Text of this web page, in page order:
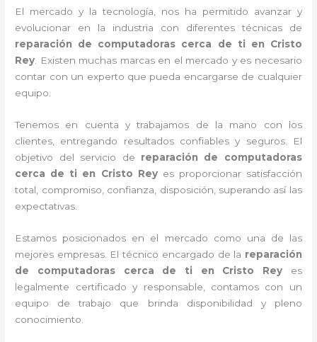
El mercado y la tecnología, nos ha permitido avanzar y
evolucionar en la industria con diferentes técnicas de
reparación de computadoras cerca de ti en Cristo
Rey . Existen muchas marcas en el mercado y es necesario
contar con un experto que pueda encargarse de cualquier
equipo.
Tenemos en cuenta y trabajamos de la mano con los
clientes, entregando resultados confiables y seguros. El
objetivo del servicio de reparación de computadoras
cerca de ti en Cristo Rey es proporcionar satisfacción
total, compromiso, confianza, disposición, superando así las
expectativas.
Estamos posicionados en el mercado como una de las
mejores empresas. El técnico encargado de la reparación
de computadoras cerca de ti en Cristo Rey es
legalmente certificado y responsable, contamos con un
equipo de trabajo que brinda disponibilidad y pleno
conocimiento.